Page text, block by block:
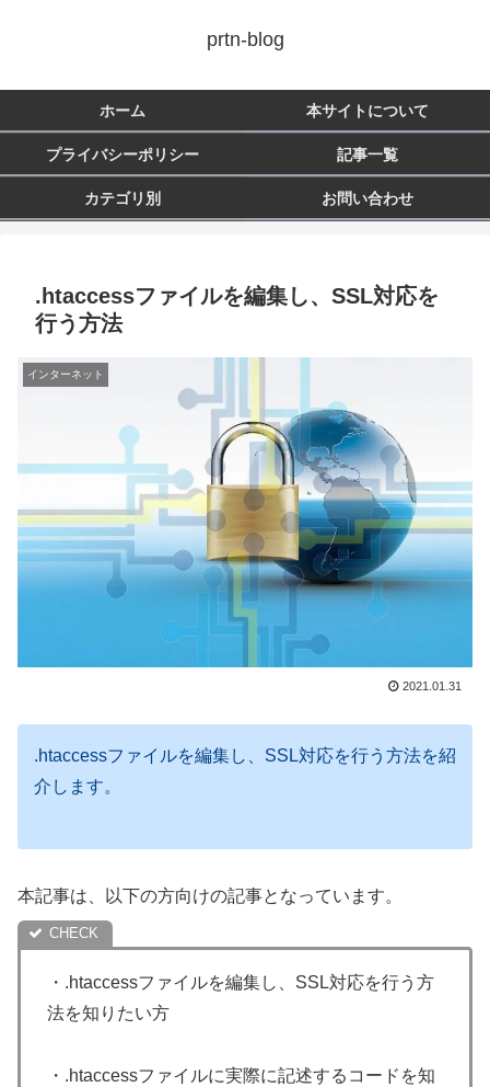
prtn-blog
ホーム 本サイトについて
プライバシーポリシー 記事一覧
カテゴリ別 お問い合わせ
.htaccessファイルを編集し、SSL対応を
行う方法
インターネット
2021.01.31
.htaccessファイルを編集し、SSL対応を行う方法を紹
介します。
本記事は、以下の方向けの記事となっています。
・.htaccessファイルを編集し、SSL対応を行う方
法を知りたい方
・.htaccessファイルに実際に記述するコードを知